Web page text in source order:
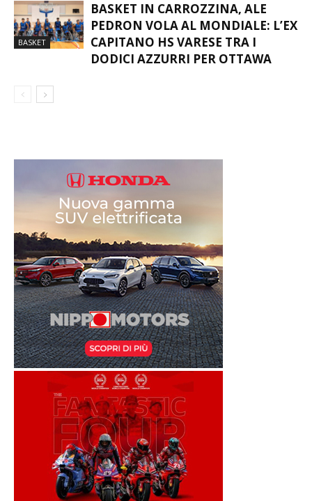
BASKET
BASKET IN CARROZZINA, ALE
PEDRON VOLA AL MONDIALE: L’EX
CAPITANO HS VARESE TRA I
DODICI AZZURRI PER OTTAWA